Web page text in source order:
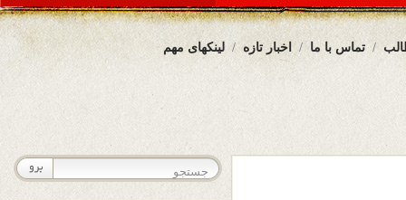
لینکهای مهم اخبار تازه تماس با ما